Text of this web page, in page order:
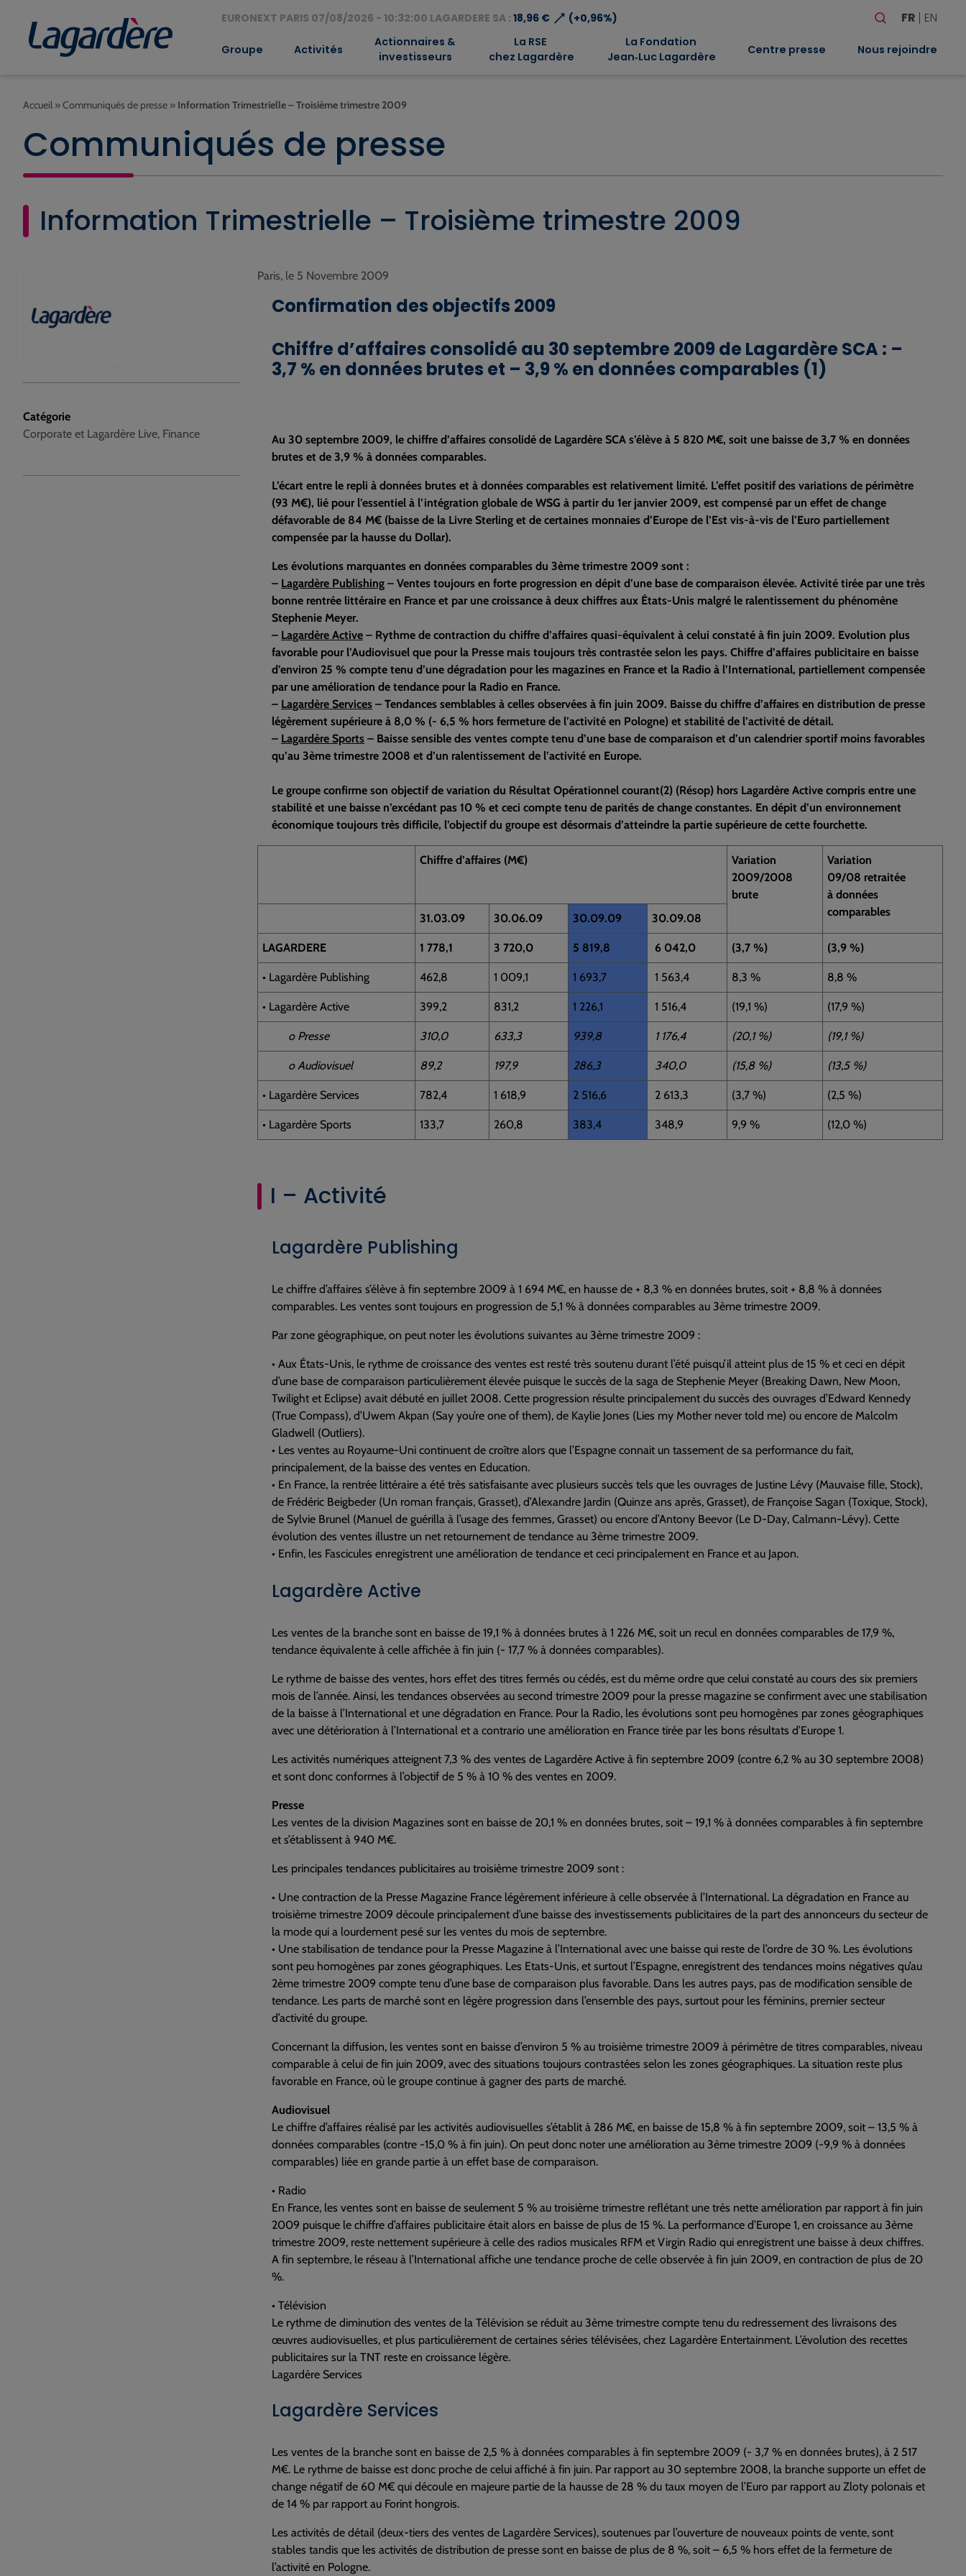
EURONEXT PARIS 07/08/2026 - 10:32:00 LAGARDERE SA : 18,96 €⟶ (+0,96%)
Rechercher
FR EN
Groupe Activités
Actionnaires &
investisseurs
La RSE
chez Lagardère
La Fondation
Jean‑Luc Lagardère
Centre presse Nous rejoindre
Accueil »Communiqués de presse » Information Trimestrielle – Troisième trimestre 2009
Communiqués de presse
Information Trimestrielle – Troisième trimestre 2009
Catégorie
Corporate et Lagardère Live, Finance
Paris, le 5 Novembre 2009
Confirmation des objectifs 2009
Chiffre d’affaires consolidé au 30 septembre 2009 de Lagardère SCA : –
3,7 % en données brutes et – 3,9 % en données comparables (1)
Au 30 septembre 2009, le chiffre d’affaires consolidé de Lagardère SCA s’élève à 5 820 M€, soit une baisse de 3,7 % en données
brutes et de 3,9 % à données comparables.
L’écart entre le repli à données brutes et à données comparables est relativement limité. L’effet positif des variations de périmètre
(93 M€), lié pour l’essentiel à l’intégration globale de WSG à partir du 1er janvier 2009, est compensé par un effet de change
défavorable de 84 M€ (baisse de la Livre Sterling et de certaines monnaies d’Europe de l’Est vis-à-vis de l’Euro partiellement
compensée par la hausse du Dollar).
Les évolutions marquantes en données comparables du 3ème trimestre 2009 sont :
– Lagardère Publishing – Ventes toujours en forte progression en dépit d’une base de comparaison élevée. Activité tirée par une très
bonne rentrée littéraire en France et par une croissance à deux chiffres aux États-Unis malgré le ralentissement du phénomène
Stephenie Meyer.
– Lagardère Active – Rythme de contraction du chiffre d’affaires quasi-équivalent à celui constaté à fin juin 2009. Evolution plus
favorable pour l’Audiovisuel que pour la Presse mais toujours très contrastée selon les pays. Chiffre d’affaires publicitaire en baisse
d’environ 25 % compte tenu d’une dégradation pour les magazines en France et la Radio à l’International, partiellement compensée
par une amélioration de tendance pour la Radio en France.
– Lagardère Services – Tendances semblables à celles observées à fin juin 2009. Baisse du chiffre d’affaires en distribution de presse
légèrement supérieure à 8,0 % (- 6,5 % hors fermeture de l’activité en Pologne) et stabilité de l’activité de détail.
– Lagardère Sports – Baisse sensible des ventes compte tenu d’une base de comparaison et d’un calendrier sportif moins favorables
qu’au 3ème trimestre 2008 et d’un ralentissement de l’activité en Europe.
Le groupe confirme son objectif de variation du Résultat Opérationnel courant(2) (Résop) hors Lagardère Active compris entre une
stabilité et une baisse n’excédant pas 10 % et ceci compte tenu de parités de change constantes. En dépit d’un environnement
économique toujours très difficile, l’objectif du groupe est désormais d’atteindre la partie supérieure de cette fourchette.
Chiffre d’affaires (M€)
Variation
2009/2008
brute
Variation
09/08 retraitée
à données
comparables
31.03.09 30.06.09 30.09.09 30.09.08
LAGARDERE 1 778,1 3 720,0 5 819,8 6 042,0 (3,7 %) (3,9 %)
• Lagardère Publishing 462,8 1 009,1 1 693,7 1 563,4 8,3 % 8,8 %
• Lagardère Active 399,2 831,2 1 226,1 1 516,4 (19,1 %) (17,9 %)
o Presse 310,0 633,3 939,8 1 176,4 (20,1 %) (19,1 %)
o Audiovisuel 89,2 197,9 286,3 340,0 (15,8 %) (13,5 %)
• Lagardère Services 782,4 1 618,9 2 516,6 2 613,3 (3,7 %) (2,5 %)
• Lagardère Sports 133,7 260,8 383,4 348,9 9,9 % (12,0 %)
I – Activité
Lagardère Publishing
Le chiffre d’affaires s’élève à fin septembre 2009 à 1 694 M€, en hausse de + 8,3 % en données brutes, soit + 8,8 % à données
comparables. Les ventes sont toujours en progression de 5,1 % à données comparables au 3ème trimestre 2009.
Par zone géographique, on peut noter les évolutions suivantes au 3ème trimestre 2009 :
• Aux États-Unis, le rythme de croissance des ventes est resté très soutenu durant l’été puisqu’il atteint plus de 15 % et ceci en dépit
d’une base de comparaison particulièrement élevée puisque le succès de la saga de Stephenie Meyer (Breaking Dawn, New Moon,
Twilight et Eclipse) avait débuté en juillet 2008. Cette progression résulte principalement du succès des ouvrages d’Edward Kennedy
(True Compass), d’Uwem Akpan (Say you’re one of them), de Kaylie Jones (Lies my Mother never told me) ou encore de Malcolm
Gladwell (Outliers).
• Les ventes au Royaume-Uni continuent de croître alors que l’Espagne connait un tassement de sa performance du fait,
principalement, de la baisse des ventes en Education.
• En France, la rentrée littéraire a été très satisfaisante avec plusieurs succès tels que les ouvrages de Justine Lévy (Mauvaise fille, Stock),
de Frédéric Beigbeder (Un roman français, Grasset), d’Alexandre Jardin (Quinze ans après, Grasset), de Françoise Sagan (Toxique, Stock),
de Sylvie Brunel (Manuel de guérilla à l’usage des femmes, Grasset) ou encore d’Antony Beevor (Le D-Day, Calmann-Lévy). Cette
évolution des ventes illustre un net retournement de tendance au 3ème trimestre 2009.
• Enfin, les Fascicules enregistrent une amélioration de tendance et ceci principalement en France et au Japon.
Lagardère Active
Les ventes de la branche sont en baisse de 19,1 % à données brutes à 1 226 M€, soit un recul en données comparables de 17,9 %,
tendance équivalente à celle affichée à fin juin (- 17,7 % à données comparables).
Le rythme de baisse des ventes, hors effet des titres fermés ou cédés, est du même ordre que celui constaté au cours des six premiers
mois de l’année. Ainsi, les tendances observées au second trimestre 2009 pour la presse magazine se confirment avec une stabilisation
de la baisse à l’International et une dégradation en France. Pour la Radio, les évolutions sont peu homogènes par zones géographiques
avec une détérioration à l’International et a contrario une amélioration en France tirée par les bons résultats d’Europe 1.
Les activités numériques atteignent 7,3 % des ventes de Lagardère Active à fin septembre 2009 (contre 6,2 % au 30 septembre 2008)
et sont donc conformes à l’objectif de 5 % à 10 % des ventes en 2009.
Presse
Les ventes de la division Magazines sont en baisse de 20,1 % en données brutes, soit – 19,1 % à données comparables à fin septembre
et s’établissent à 940 M€.
Les principales tendances publicitaires au troisième trimestre 2009 sont :
• Une contraction de la Presse Magazine France légèrement inférieure à celle observée à l’International. La dégradation en France au
troisième trimestre 2009 découle principalement d’une baisse des investissements publicitaires de la part des annonceurs du secteur de
la mode qui a lourdement pesé sur les ventes du mois de septembre.
• Une stabilisation de tendance pour la Presse Magazine à l’International avec une baisse qui reste de l’ordre de 30 %. Les évolutions
sont peu homogènes par zones géographiques. Les Etats-Unis, et surtout l’Espagne, enregistrent des tendances moins négatives qu’au
2ème trimestre 2009 compte tenu d’une base de comparaison plus favorable. Dans les autres pays, pas de modification sensible de
tendance. Les parts de marché sont en légère progression dans l’ensemble des pays, surtout pour les féminins, premier secteur
d’activité du groupe.
Concernant la diffusion, les ventes sont en baisse d’environ 5 % au troisième trimestre 2009 à périmètre de titres comparables, niveau
comparable à celui de fin juin 2009, avec des situations toujours contrastées selon les zones géographiques. La situation reste plus
favorable en France, où le groupe continue à gagner des parts de marché.
Audiovisuel
Le chiffre d’affaires réalisé par les activités audiovisuelles s’établit à 286 M€, en baisse de 15,8 % à fin septembre 2009, soit – 13,5 % à
données comparables (contre -15,0 % à fin juin). On peut donc noter une amélioration au 3ème trimestre 2009 (-9,9 % à données
comparables) liée en grande partie à un effet base de comparaison.
• Radio
En France, les ventes sont en baisse de seulement 5 % au troisième trimestre reflétant une très nette amélioration par rapport à fin juin
2009 puisque le chiffre d’affaires publicitaire était alors en baisse de plus de 15 %. La performance d’Europe 1, en croissance au 3ème
trimestre 2009, reste nettement supérieure à celle des radios musicales RFM et Virgin Radio qui enregistrent une baisse à deux chiffres.
A fin septembre, le réseau à l’International affiche une tendance proche de celle observée à fin juin 2009, en contraction de plus de 20
%.
• Télévision
Le rythme de diminution des ventes de la Télévision se réduit au 3ème trimestre compte tenu du redressement des livraisons des
œuvres audiovisuelles, et plus particulièrement de certaines séries télévisées, chez Lagardère Entertainment. L’évolution des recettes
publicitaires sur la TNT reste en croissance légère.
Lagardère Services
Lagardère Services
Les ventes de la branche sont en baisse de 2,5 % à données comparables à fin septembre 2009 (- 3,7 % en données brutes), à 2 517
M€. Le rythme de baisse est donc proche de celui affiché à fin juin. Par rapport au 30 septembre 2008, la branche supporte un effet de
change négatif de 60 M€ qui découle en majeure partie de la hausse de 28 % du taux moyen de l’Euro par rapport au Zloty polonais et
de 14 % par rapport au Forint hongrois.
Les activités de détail (deux-tiers des ventes de Lagardère Services), soutenues par l’ouverture de nouveaux points de vente, sont
stables tandis que les activités de distribution de presse sont en baisse de plus de 8 %, soit – 6,5 % hors effet de la fermeture de
l’activité en Pologne.